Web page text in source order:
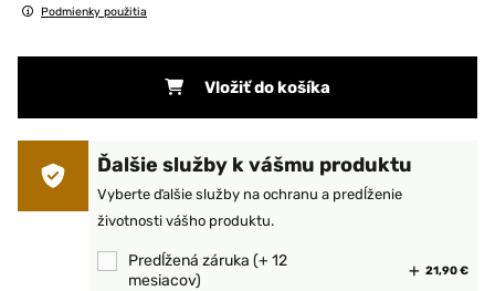
Podmienky použitia
Vložiť do košíka
Ďalšie služby k vášmu produktu
Vyberte ďalšie služby na ochranu a predĺženie
životnosti vášho produktu.
Predĺžená záruka (+ 12
mesiacov)
21,90 €